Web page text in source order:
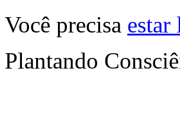
Você precisa estar
Plantando